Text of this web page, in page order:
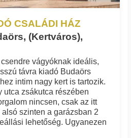
CSALÁDI HÁZ
(Kertváros),
vágyóknak ideális,
távra kiadó Budaörs
intim nagy kert is tartozik.
utca zsákutca részében
nincsen, csak az itt
alsó szinten a garázsban 2
lehetőség. Ugyanezen